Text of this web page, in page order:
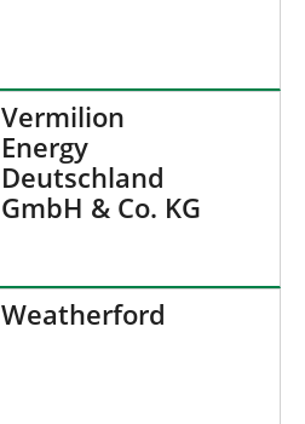
Vermilion
Energy
Deutschland
GmbH & Co. KG
Weatherford